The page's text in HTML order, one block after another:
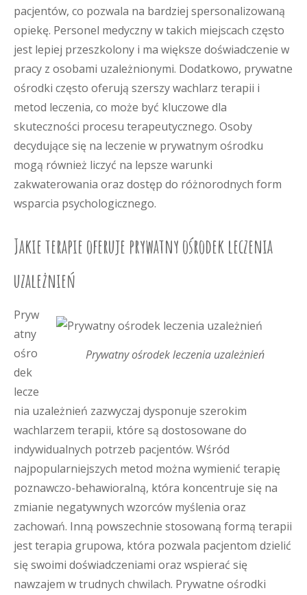
pacjentów, co pozwala na bardziej spersonalizowaną
opiekę. Personel medyczny w takich miejscach często
jest lepiej przeszkolony i ma większe doświadczenie w
pracy z osobami uzależnionymi. Dodatkowo, prywatne
ośrodki często oferują szerszy wachlarz terapii i
metod leczenia, co może być kluczowe dla
skuteczności procesu terapeutycznego. Osoby
decydujące się na leczenie w prywatnym ośrodku
mogą również liczyć na lepsze warunki
zakwaterowania oraz dostęp do różnorodnych form
wsparcia psychologicznego.
Jakie terapie oferuje prywatny ośrodek leczenia
uzależnień
Prywatny ośrodek leczenia uzależnień
Pryw
atny
ośro
dek
lecze
nia uzależnień zazwyczaj dysponuje szerokim
wachlarzem terapii, które są dostosowane do
indywidualnych potrzeb pacjentów. Wśród
najpopularniejszych metod można wymienić terapię
poznawczo-behawioralną, która koncentruje się na
zmianie negatywnych wzorców myślenia oraz
zachowań. Inną powszechnie stosowaną formą terapii
jest terapia grupowa, która pozwala pacjentom dzielić
się swoimi doświadczeniami oraz wspierać się
nawzajem w trudnych chwilach. Prywatne ośrodki